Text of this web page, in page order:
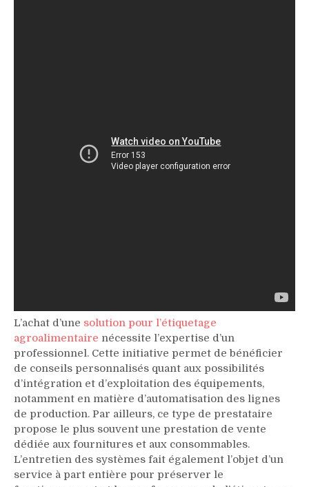
L’achat d’une solution pour l’étiquetage
agroalimentaire nécessite l’expertise d’un
professionnel. Cette initiative permet de bénéficier
de conseils personnalisés quant aux possibilités
d’intégration et d’exploitation des équipements,
notamment en matière d’automatisation des lignes
de production. Par ailleurs, ce type de prestataire
propose le plus souvent une prestation de vente
dédiée aux fournitures et aux consommables.
L’entretien des systèmes fait également l’objet d’un
service à part entière pour préserver le